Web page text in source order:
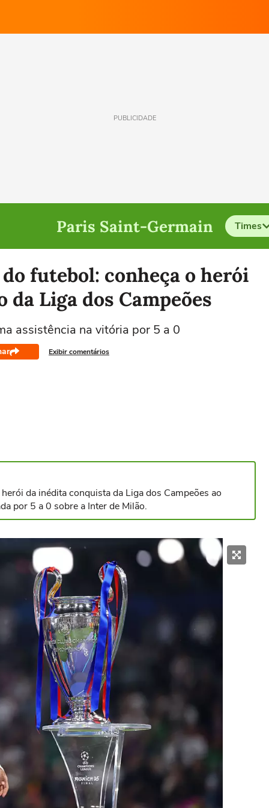
PUBLICIDADE
Paris Saint-Germain Times
futebol: conheça o herói
Liga dos Campeões
assistência na vitória por 5 a 0
Exibir comentários
da inédita conquista da Liga dos Campeões ao
por 5 a 0 sobre a Inter de Milão.